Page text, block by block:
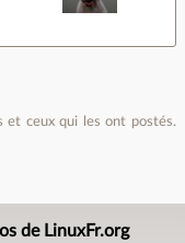
et ceux qui les ont postés.
de LinuxFr.org